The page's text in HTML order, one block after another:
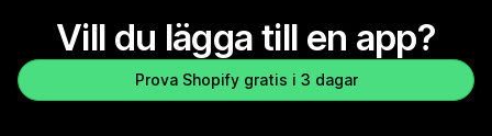
Vill du lägga till en app?
Prova Shopify gratis i 3 dagar